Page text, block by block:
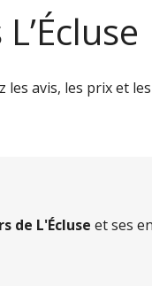
les avis, les prix et
de L'Écluse et ses